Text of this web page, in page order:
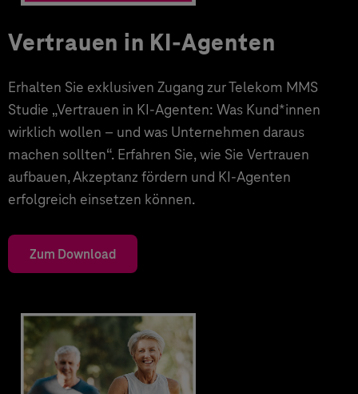
Vertrauen in KI-Agenten
Erhalten Sie exklusiven Zugang zur Telekom MMS
Studie „Vertrauen in KI-Agenten: Was Kund*innen
wirklich wollen – und was Unternehmen daraus
machen sollten“. Erfahren Sie, wie Sie Vertrauen
aufbauen, Akzeptanz fördern und KI-Agenten
erfolgreich einsetzen können.
Zum Download